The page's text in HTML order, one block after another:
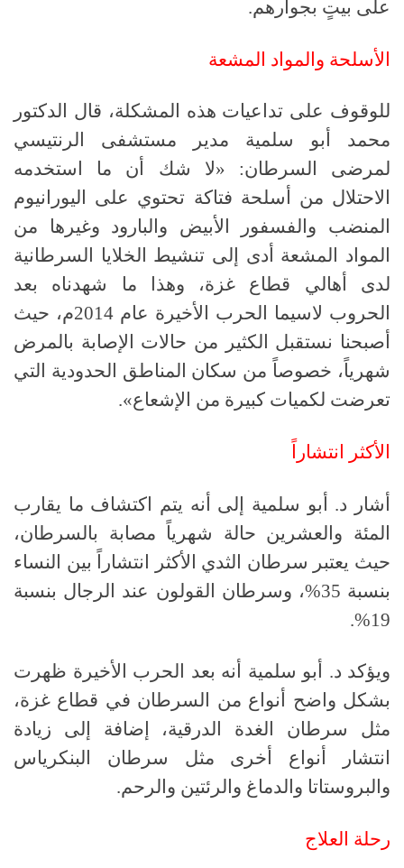
على بيتٍ بجوارهم.
الأسلحة والمواد المشعة
للوقوف على تداعيات هذه المشكلة، قال الدكتور
محمد أبو سلمية مدير مستشفى الرنتيسي
لمرضى السرطان: «لا شك أن ما استخدمه
الاحتلال من أسلحة فتاكة تحتوي على اليورانيوم
المنضب والفسفور الأبيض والبارود وغيرها من
المواد المشعة أدى إلى تنشيط الخلايا السرطانية
لدى أهالي قطاع غزة، وهذا ما شهدناه بعد
الحروب لاسيما الحرب الأخيرة عام 2014م، حيث
أصبحنا نستقبل الكثير من حالات الإصابة بالمرض
شهرياً، خصوصاً من سكان المناطق الحدودية التي
تعرضت لكميات كبيرة من الإشعاع».
الأكثر انتشاراً
أشار د. أبو سلمية إلى أنه يتم اكتشاف ما يقارب
المئة والعشرين حالة شهرياً مصابة بالسرطان،
حيث يعتبر سرطان الثدي الأكثر انتشاراً بين النساء
بنسبة 35%، وسرطان القولون عند الرجال بنسبة
19%.
ويؤكد د. أبو سلمية أنه بعد الحرب الأخيرة ظهرت
بشكل واضح أنواع من السرطان في قطاع غزة،
مثل سرطان الغدة الدرقية، إضافة إلى زيادة
انتشار أنواع أخرى مثل سرطان البنكرياس
والبروستاتا والدماغ والرئتين والرحم.
رحلة العلاج